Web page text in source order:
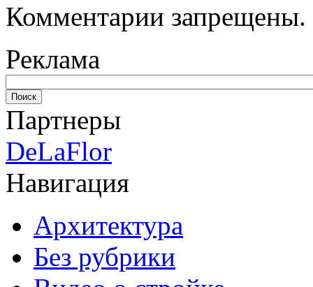
Комментарии запрещены.
Реклама
Партнеры
DeLaFlor
Навигация
Архитектура
Без рубрики